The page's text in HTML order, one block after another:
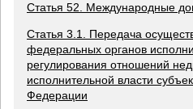
Статья 52. Международные
Статья 3.1. Передача
федеральных органов
регулирования отношений
исполнительной власти
Федерации